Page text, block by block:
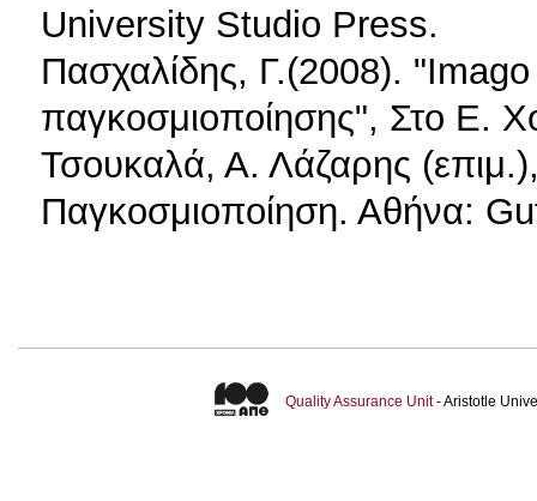
University Studio Press.
Πασχαλίδης, Γ.(2008). "Imago
παγκοσμιοποίησης", Στο Ε.
Τσουκαλά, Α. Λάζαρης (επιμ.),
Παγκοσμιοποίηση. Αθήνα:
Quality Assurance Unit- Aristotle